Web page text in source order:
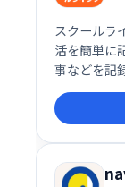
スクールラ
活を簡単に
事などを記
め、自己
「学びに向
き」を可